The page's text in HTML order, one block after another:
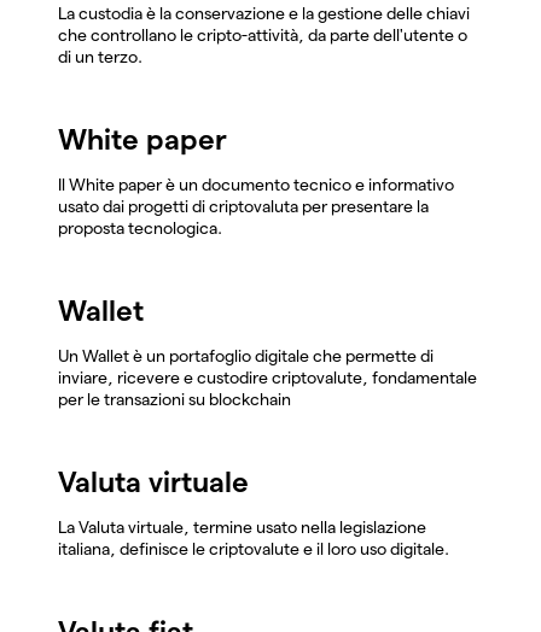
La custodia è la conservazione e la gestione delle chiavi
che controllano le cripto-attività, da parte dell'utente o
di un terzo.
White paper
Il White paper è un documento tecnico e informativo
usato dai progetti di criptovaluta per presentare la
proposta tecnologica.
Wallet
Un Wallet è un portafoglio digitale che permette di
inviare, ricevere e custodire criptovalute, fondamentale
per le transazioni su blockchain
Valuta virtuale
La Valuta virtuale, termine usato nella legislazione
italiana, definisce le criptovalute e il loro uso digitale.